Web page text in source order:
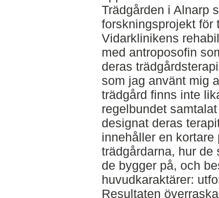
Trädgården i Alnarp
forskningsprojekt för
Vidarklinikens
med antroposofin
deras
som jag använt mig
trädgård finns inte
regelbundet
designat deras
innehåller en
trädgårdarna, hur
de bygger på, och
huvudkaraktärer:
Resultaten